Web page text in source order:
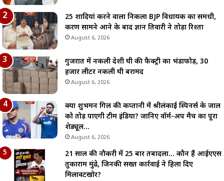
25 शादियां करने वाला निकला BJP विधायक का समधी,
प्रकरण सामने आने के बाद ज्ञान तिवारी ने तोड़ा रिश्ता
August 6, 2026
गुजरात में नकली देशी घी की फैक्ट्री का भंडाफोड़, 30
हजार लीटर नकली घी बरामद
August 6, 2026
क्या शुभमन गिल की कप्तानी में श्रीलंकाई स्पिनर्स के जाल
को तोड़ पाएगी टीम इंडिया? जानिए वॉर्म-अप मैच का पूरा
शेड्यूल…
August 6, 2026
21 साल की नौकरी में 25 बार तबादला… कौन हैं आईएएस
तुकाराम मुंढे, जिनकी सख्त कार्रवाई ने हिला दिए
मिलावटखोर?